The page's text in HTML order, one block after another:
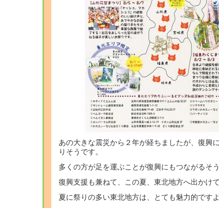
あの大きな震災から２年が経ちましたが、復興
りそうです。
多くの方が足を運ぶことが復興にもつながるそ
復興支援も兼ねて、この夏、東北地方へ出かけ
夏に祭りの多い東北地方は、とても魅力的です